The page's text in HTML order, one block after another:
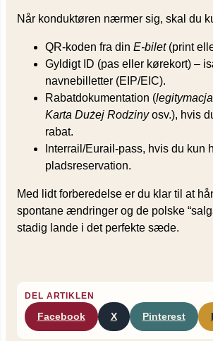
Når konduktøren nærmer sig, skal du
QR-koden fra din E-bilet(print
Gyldigt ID (pas eller kørekort) –
navnebilletter (EIP/EIC).
Rabatdokumentation (
Karta Dużej Rodzinyosv.), hvis
rabat.
Interrail/Eurail-pass, hvis du kun
pladsreservation.
Med lidt forberedelse er du klar til at
spontane ændringer og de polske
stadig lande i det perfekte sæde.
DEL ARTIKLEN
Facebook X Pinterest